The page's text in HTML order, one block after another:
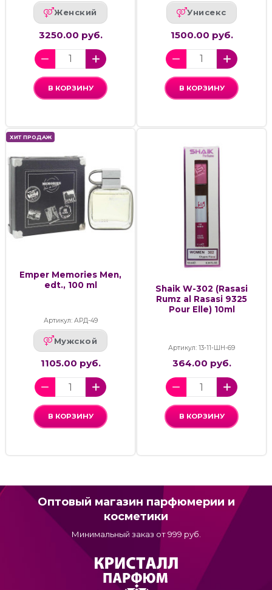
Женский
3250.00 руб.
В КОРЗИНУ
Унисекс
1500.00 руб.
В КОРЗИНУ
ХИТ ПРОДАЖ
Emper Memories Men,
edt., 100 ml
Артикул: АРД-49
Мужской
1105.00 руб.
В КОРЗИНУ
Shaik W-302 (Rasasi
Rumz al Rasasi 9325
Pour Elle) 10ml
Артикул: 13-11-ШН-69
364.00 руб.
В КОРЗИНУ
Оптовый магазин парфюмерии и
косметики
Минимальный заказ от 999 руб.